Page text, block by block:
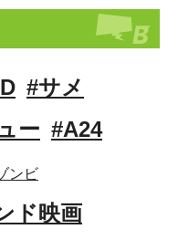
#サメ
ー #A24
ンビ
ド映画